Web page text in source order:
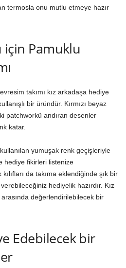
termosla onu mutlu etmeye hazır
için Pamuklu
takımı kız arkadaşa hediye
bir üründür. Kırmızı beyaz
patchworkü andıran desenler
katar.
yumuşak renk geçişleriyle
hediye fikirleri listenize
da takıma eklendiğinde şık bir
hediyelik hazırdır. Kız
değerlendirilebilecek bir
Edebilecek bir